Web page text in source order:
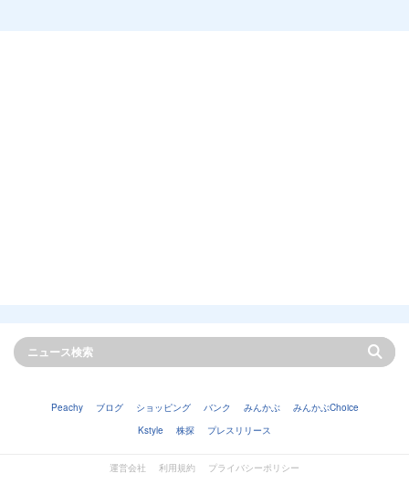
Peachy ブログ ショッピング バンク みんかぶ
みんかぶChoice
Kstyle
株探 プレスリリース
運営会社 利用規約 プライバシーポリシー